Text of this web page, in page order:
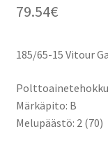
79.54€
185/65-15 Vitour
Märkäpito: B
Melupäästö: 2 (70)